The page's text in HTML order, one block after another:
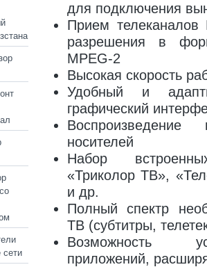
для подключения
Прием телеканалов
разрешения в
MPEG-2
Высокая скорость
Удобный и
графический
носителей
Набор
«Триколор ТВ»,
и др.
Полный спектр
ТВ (субтитры,
Возможность
приложений,